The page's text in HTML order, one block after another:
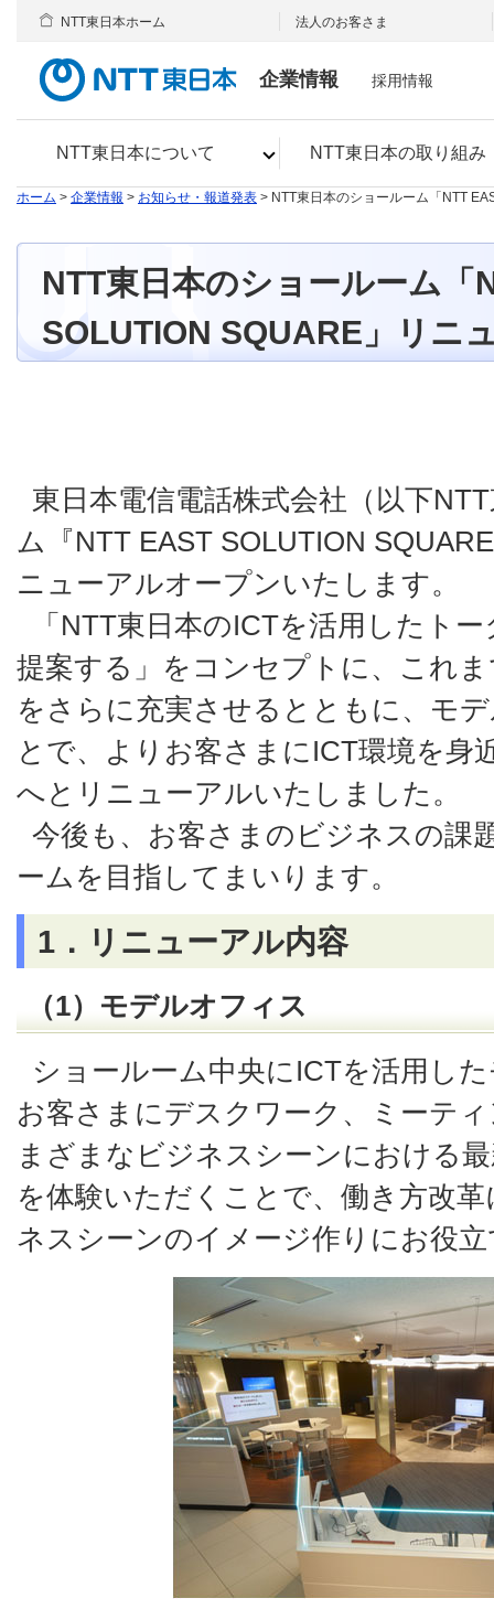
企業情報
NTT東日本について NTT東日本の取り組み
NTT東日本ホーム 法人のお客さま
採用情報
ホーム > 企業情報 > お知らせ・報道発表 > NTT東日本のショールーム「NTT
NTT東日本のショールーム「
SOLUTION SQUARE」リニ
東日本電信電話株式会社（以下
ム『NTT EAST SOLUTION
ニューアルオープンいたします。
「NTT東日本のICTを活用したト
提案する」をコンセプトに、これ
をさらに充実させるとともに、モ
とで、よりお客さまにICT環境を身
へとリニューアルいたしました。
今後も、お客さまのビジネスの課
ームを目指してまいります。
1．リニューアル内容
（1）モデルオフィス
ショールーム中央にICTを活用し
お客さまにデスクワーク、ミーテ
まざまなビジネスシーンにおける
を体験いただくことで、働き方改
ネスシーンのイメージ作りにお役